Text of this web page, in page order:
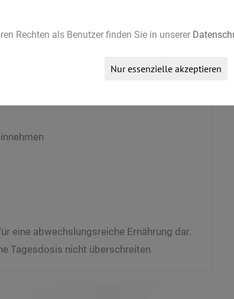
eine abwechslungsreiche Ernährung dar.
Tagesdosis nicht überschreiten.
Rechten als Benutzer finden Sie in unserer
Nur essenzielle akzeptieren